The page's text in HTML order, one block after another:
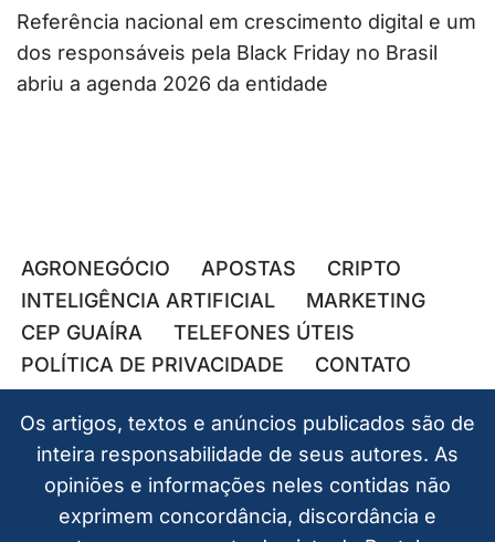
Referência nacional em crescimento digital e um
dos responsáveis pela Black Friday no Brasil
abriu a agenda 2026 da entidade
AGRONEGÓCIO APOSTAS
CRIPTO
INTELIGÊNCIA ARTIFICIAL
MARKETING
CEP GUAÍRA
TELEFONES ÚTEIS
POLÍTICA DE PRIVACIDADE
CONTATO
Os artigos, textos e anúncios publicados são de
inteira responsabilidade de seus autores. As
opiniões e informações neles contidas não
exprimem concordância, discordância e